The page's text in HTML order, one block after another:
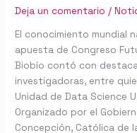
Deja un comentario /
El conocimiento mundial
apuesta de Congreso
Biobío contó con
investigadoras, entre
Unidad de Data Science
Organizado por el
Concepción, Católica de